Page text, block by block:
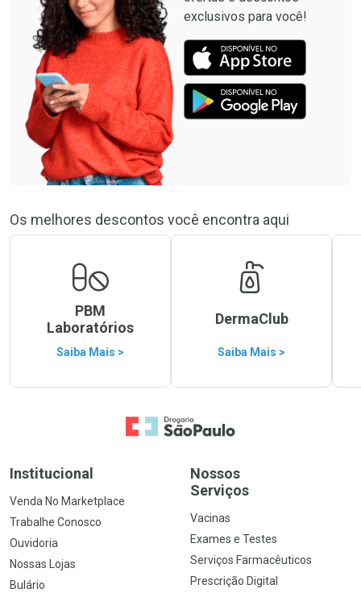
exclusivos para você!
Os melhores descontos você encontra aqui
PBM
Laboratórios
Saiba Mais >
DermaClub
Saiba Mais >
Ir para a Home
Institucional
Venda No Marketplace
Trabalhe Conosco
Ouvidoria
Nossas Lojas
Bulário
Nossos
Serviços
Vacinas
Exames e Testes
Serviços Farmacêuticos
Prescrição Digital